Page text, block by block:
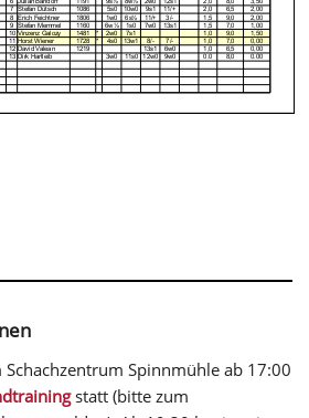
Schachzentrum Spinnmühle ab 17:00
statt (bitte zum